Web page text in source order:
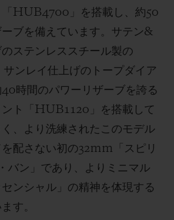
HUB4700」を搭載し、 約50
ブを備えています。サテン&
のステンレススチール製の
ンレイ仕上げのトープダイア
時間のパワーリザーブを誇る
ント「HUB1120」を搭載して
、より洗練されたこのモデル
配さない初の32mm「スピリ
バン」であり、よりミニマル
ンシャル」の精神を体現する
す。